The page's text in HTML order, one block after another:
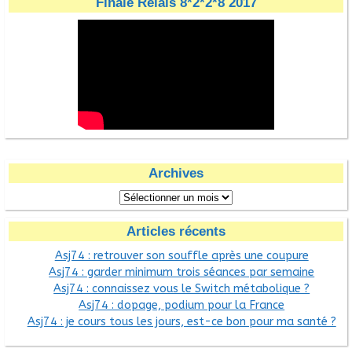
Archives
Articles récents
Asj74 : retrouver son souffle après une coupure
Asj74 : garder minimum trois séances par semaine
Asj74 : connaissez vous le Switch métabolique ?
Asj74 : dopage, podium pour la France
Asj74 : je cours tous les jours, est-ce bon pour ma santé ?